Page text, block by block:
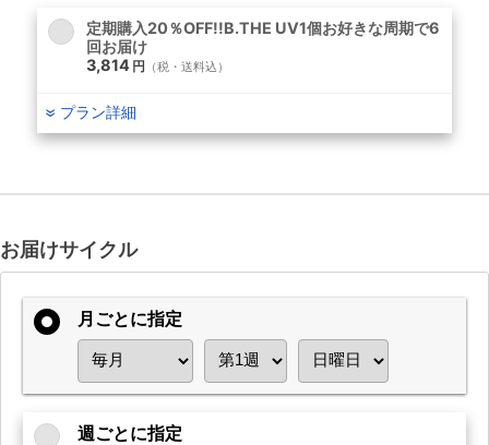
定期購入20％OFF!!B.THE UV1個お好きな周期で6
回お届け
3,814 円 （税・送料込）
プラン詳細
お届けサイクル
月ごとに指定
週ごとに指定